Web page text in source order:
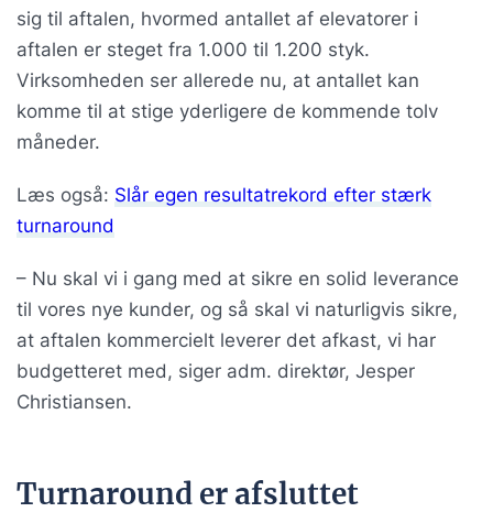
sig til aftalen, hvormed antallet af elevatorer i
aftalen er steget fra 1.000 til 1.200 styk.
Virksomheden ser allerede nu, at antallet kan
komme til at stige yderligere de kommende tolv
måneder.
Læs også: Slår egen resultatrekord efter stærk
turnaround
– Nu skal vi i gang med at sikre en solid leverance
til vores nye kunder, og så skal vi naturligvis sikre,
at aftalen kommercielt leverer det afkast, vi har
budgetteret med, siger adm. direktør, Jesper
Christiansen.
Turnaround er afsluttet